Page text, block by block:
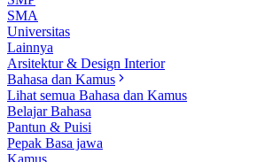
SMA
Universitas
Lainnya
Arsitektur & Design Interior
Bahasa dan Kamus
Lihat semua Bahasa dan Kamus
Belajar Bahasa
Pantun & Puisi
Pepak Basa jawa
Kamus